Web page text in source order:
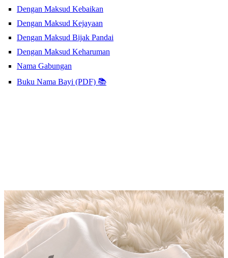
Dengan Maksud Kebaikan
Dengan Maksud Kejayaan
Dengan Maksud Bijak Pandai
Dengan Maksud Keharuman
Nama Gabungan
Buku Nama Bayi (PDF) 📚